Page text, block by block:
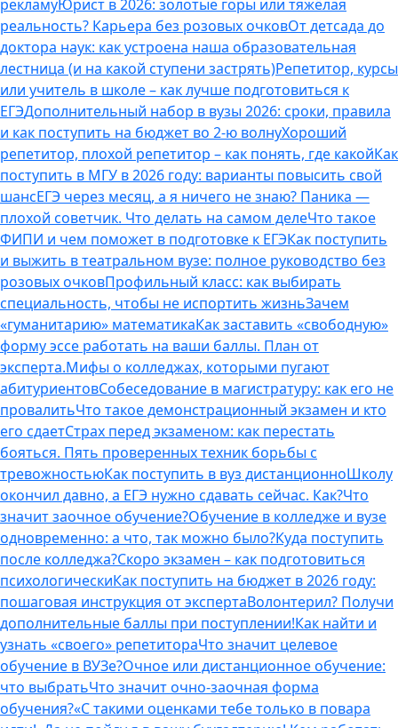
рекламуЮрист в 2026: золотые горы или тяжёлая
реальность? Карьера без розовых очковОт детсада до
доктора наук: как устроена наша образовательная
лестница (и на какой ступени застрять)Репетитор, курсы
или учитель в школе – как лучше подготовиться к
ЕГЭДополнительный набор в вузы 2026: сроки, правила
и как поступить на бюджет во 2‑ю волнуХороший
репетитор, плохой репетитор – как понять, где какойКак
поступить в МГУ в 2026 году: варианты повысить свой
шансЕГЭ через месяц, а я ничего не знаю? Паника —
плохой советчик. Что делать на самом делеЧто такое
ФИПИ и чем поможет в подготовке к ЕГЭКак поступить
и выжить в театральном вузе: полное руководство без
розовых очковПрофильный класс: как выбирать
специальность, чтобы не испортить жизньЗачем
«гуманитарию» математикаКак заставить «свободную»
форму эссе работать на ваши баллы. План от
эксперта.Мифы о колледжах, которыми пугают
абитуриентовСобеседование в магистратуру: как его не
провалитьЧто такое демонстрационный экзамен и кто
его сдаетСтрах перед экзаменом: как перестать
бояться. Пять проверенных техник борьбы с
тревожностьюКак поступить в вуз дистанционноШколу
окончил давно, а ЕГЭ нужно сдавать сейчас. Как?Что
значит заочное обучение?Обучение в колледже и вузе
одновременно: а что, так можно было?Куда поступить
после колледжа?Скоро экзамен – как подготовиться
психологическиКак поступить на бюджет в 2026 году:
пошаговая инструкция от экспертаВолонтерил? Получи
дополнительные баллы при поступлении!Как найти и
узнать «своего» репетитораЧто значит целевое
обучение в ВУЗе?Очное или дистанционное обучение:
что выбратьЧто значит очно-заочная форма
обучения?«С такими оценками тебе только в повара